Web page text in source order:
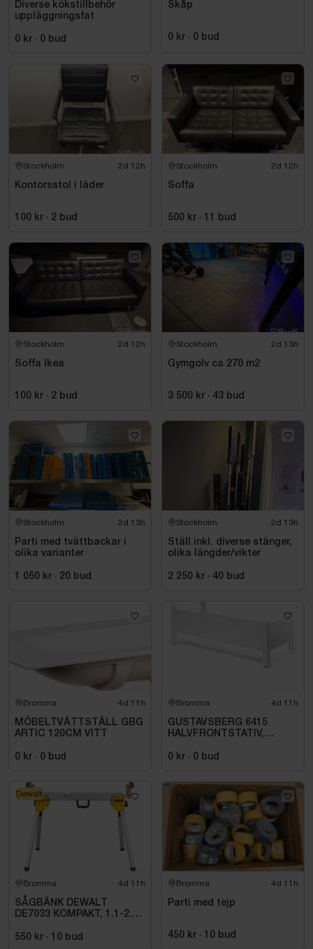
Diverse kökstillbehör
uppläggningsfat
0 kr · 0 bud
Skåp
0 kr · 0 bud
Stockholm 2d 12h
Kontorsstol i läder
100 kr · 2 bud
Stockholm 2d 12h
Soffa
500 kr · 11 bud
Stockholm 2d 12h
Soffa Ikea
100 kr · 2 bud
Stockholm 2d 13h
Gymgolv ca 270 m2
3 500 kr · 43 bud
Stockholm 2d 13h
Parti med tvättbackar i
olika varianter
1 050 kr · 20 bud
Stockholm 2d 13h
Ställ inkl. diverse stänger,
olika längder/vikter
2 250 kr · 40 bud
Bromma 4d 11h
MÖBELTVÄTTSTÄLL GBG
ARTIC 120CM VITT
0 kr · 0 bud
Bromma 4d 11h
GUSTAVSBERG 6415
HALVFRONTSTATIV,
GB2164150100
0 kr · 0 bud
Bromma 4d 11h
SÅGBÄNK DEWALT
DE7033 KOMPAKT, 1.1-2.5
550 kr · 10 bud
Dewalt
Bromma 4d 11h
Parti med tejp
450 kr · 10 bud